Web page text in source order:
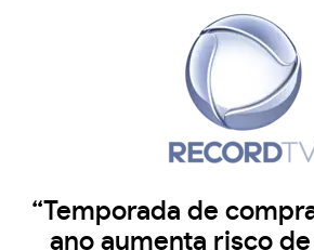
“Temporada de
ano aumenta risco